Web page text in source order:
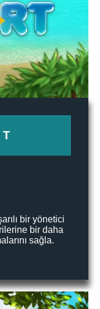
bir yönetici
bir daha
sağla.